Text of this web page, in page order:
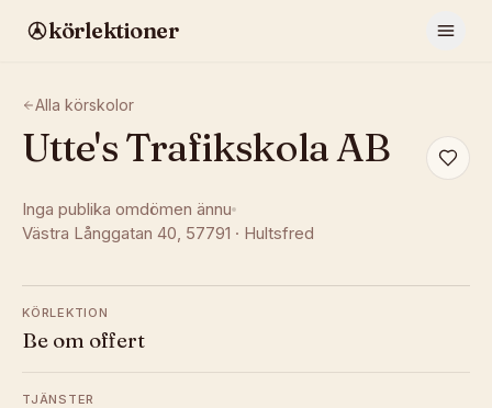
körlektioner
Alla körskolor
Utte's Trafikskola AB
Inga publika omdömen ännu
Västra Långgatan 40, 57791 · Hultsfred
KÖRLEKTION
Be om offert
TJÄNSTER